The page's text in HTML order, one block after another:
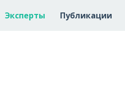
Эксперты Публикации